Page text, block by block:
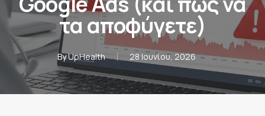
τα αποφύγετε)
ByUpHealth 28 Ιουνίου, 2026